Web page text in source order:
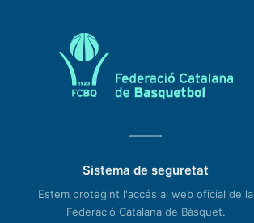
Sistema de seguretat
Estem protegint l'accés al web oficial de la
Federació Catalana de Bàsquet.